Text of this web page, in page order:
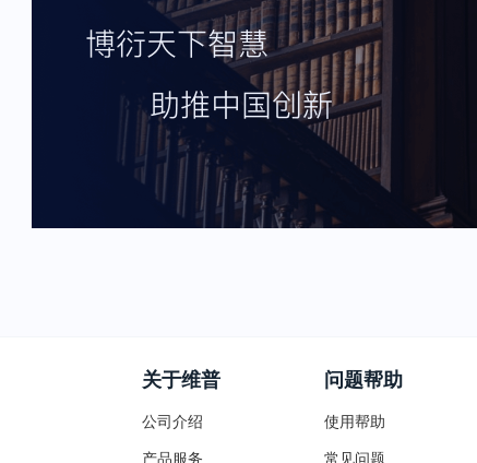
关于维普
公司介绍
产品服务
问题帮助
使用帮助
常见问题